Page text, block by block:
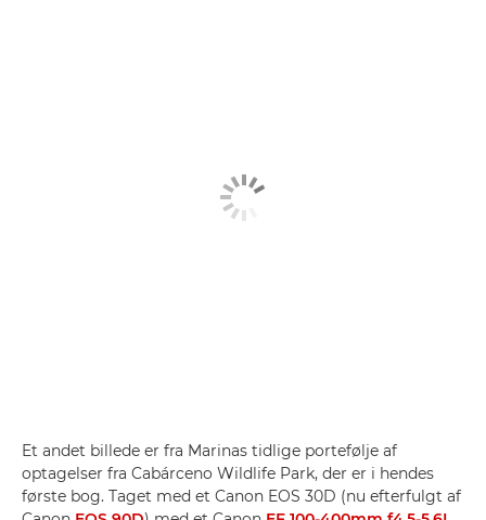
Et andet billede er fra Marinas tidlige portefølje af
optagelser fra Cabárceno Wildlife Park, der er i hendes
første bog. Taget med et Canon EOS 30D (nu efterfulgt af